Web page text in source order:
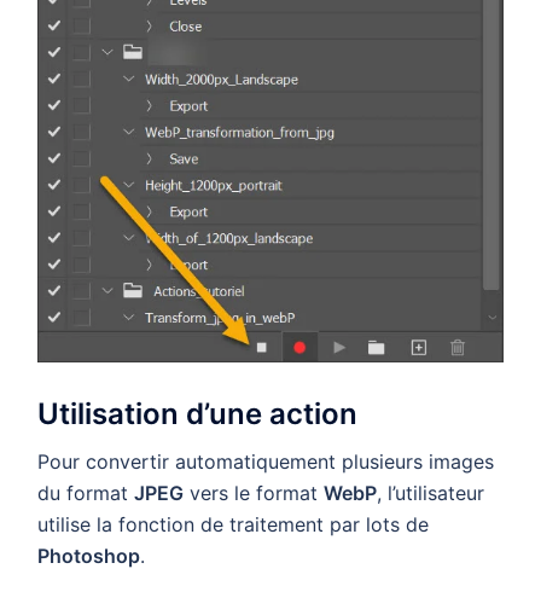
Utilisation d’une action
Pour convertir automatiquement plusieurs images
du format JPEG vers le format WebP, l’utilisateur
utilise la fonction de traitement par lots de
Photoshop.